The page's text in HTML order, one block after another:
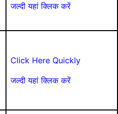
जल्दी यहां क्लिक करें
Click Here Quickly
जल्दी यहां क्लिक करें